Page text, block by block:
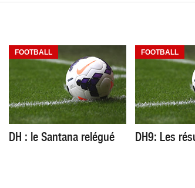
FOOTBALL
DH : le Santana relégué
FOOTBALL
DH9: Les